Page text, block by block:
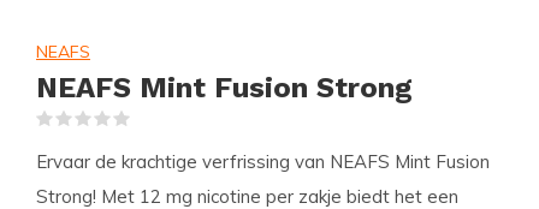
NEAFS
NEAFS Mint Fusion Strong
Ervaar de krachtige verfrissing van NEAFS Mint Fusion
Strong! Met 12 mg nicotine per zakje biedt het een